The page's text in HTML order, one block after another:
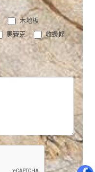
木地板
馬賽克
收邊條